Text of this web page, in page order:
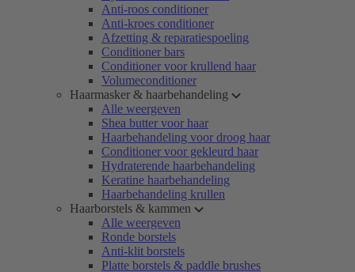
Anti-roos conditioner
Anti-kroes conditioner
Afzetting & reparatiespoeling
Conditioner bars
Conditioner voor krullend haar
Volumeconditioner
Haarmasker & haarbehandeling
Alle weergeven
Shea butter voor haar
Haarbehandeling voor droog haar
Conditioner voor gekleurd haar
Hydraterende haarbehandeling
Keratine haarbehandeling
Haarbehandeling krullen
Haarborstels & kammen
Alle weergeven
Ronde borstels
Anti-klit borstels
Platte borstels & paddle brushes